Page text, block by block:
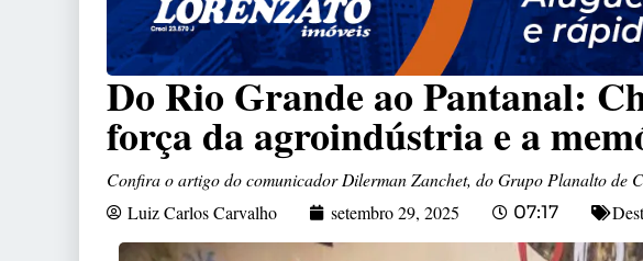
Do Rio Grande ao Pantanal:
força da agroindústria e a
Confira o artigo do comunicador Dilerman Zanchet, do Grupo Planalto de
Luiz Carlos Carvalho
setembro 29, 2025 07:17